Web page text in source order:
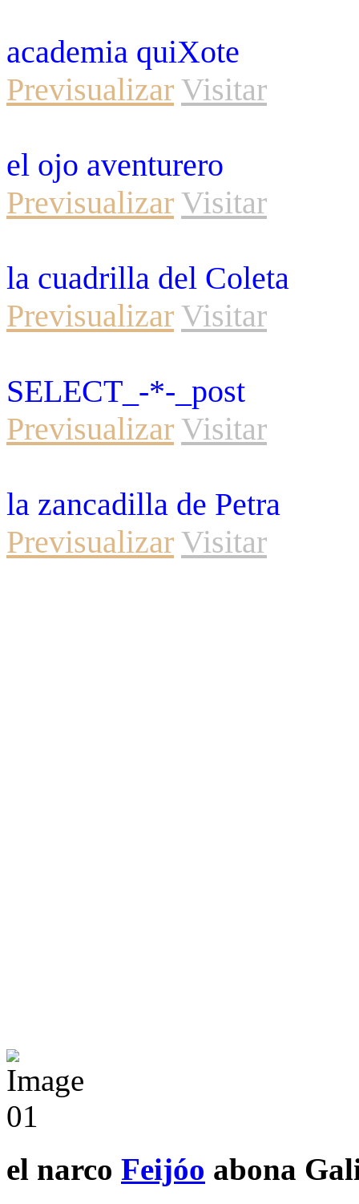
academia quiXote
Previsualizar Visitar
el ojo aventurero
Previsualizar Visitar
la cuadrilla del Coleta
Previsualizar Visitar
SELECT_-*-_post
Previsualizar Visitar
la zancadilla de Petra
Previsualizar Visitar
el narco Feijóo abona